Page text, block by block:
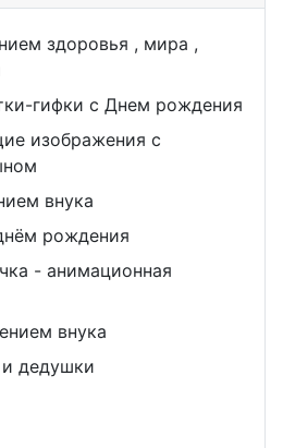
здоровья , мира ,
гифки с Днем рождения
изображения с
внука
рождения
- анимационная
внука
дедушки